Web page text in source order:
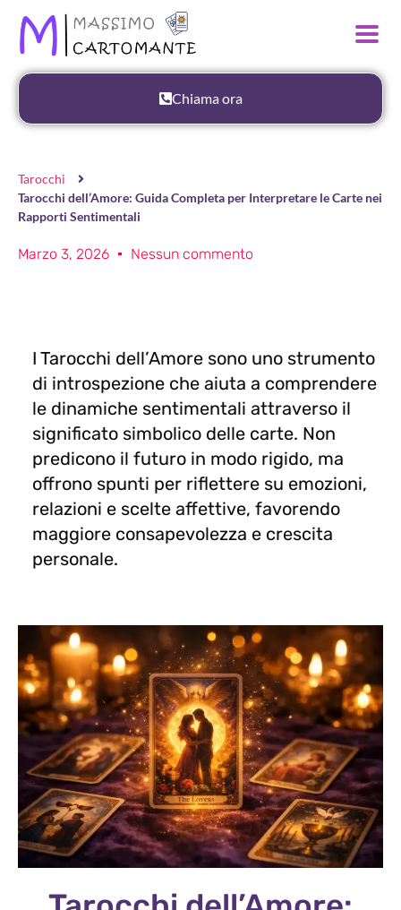
Chiama ora
Tarocchi
Tarocchi dell’Amore: Guida Completa per Interpretare le Carte nei
Rapporti Sentimentali
Marzo 3, 2026 Nessun commento
I Tarocchi dell’Amore sono uno strumento
di introspezione che aiuta a comprendere
le dinamiche sentimentali attraverso il
significato simbolico delle carte. Non
predicono il futuro in modo rigido, ma
offrono spunti per riflettere su emozioni,
relazioni e scelte affettive, favorendo
maggiore consapevolezza e crescita
personale.